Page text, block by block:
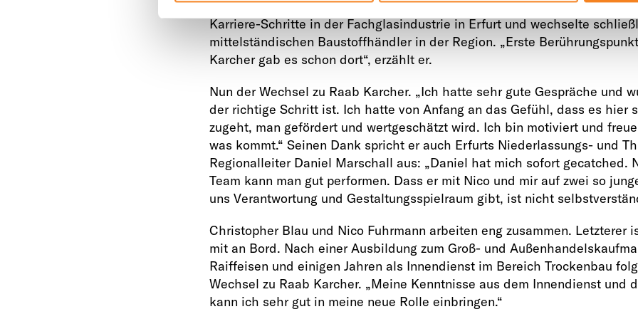
eine Ausbildung als Kaufmann für Groß- und Außenhandel absolvierte,
Karriere-Schritte in der Fachglasindustrie in Erfurt und wechselte
mittelständischen Baustoffhändler in der Region. „Erste
Karcher gab es schon dort“, erzählt er.
Nun der Wechsel zu Raab Karcher. „Ich hatte sehr gute Gespräche und
der richtige Schritt ist. Ich hatte von Anfang an das Gefühl, dass es hier
zugeht, man gefördert und wertgeschätzt wird. Ich bin motiviert und
was kommt.“ Seinen Dank spricht er auch Erfurts Niederlassungs- und
Regionalleiter Daniel Marschall aus: „Daniel hat mich sofort gecatched.
Team kann man gut performen. Dass er mit Nico und mir auf zwei so
uns Verantwortung und Gestaltungsspielraum gibt, ist nicht
Christopher Blau und Nico Fuhrmann arbeiten eng zusammen. Letzterer
mit an Bord. Nach einer Ausbildung zum Groß- und
Raiffeisen und einigen Jahren als Innendienst im Bereich Trockenbau
Wechsel zu Raab Karcher. „Meine Kenntnisse aus dem Innendienst und
kann ich sehr gut in meine neue Rolle einbringen.“